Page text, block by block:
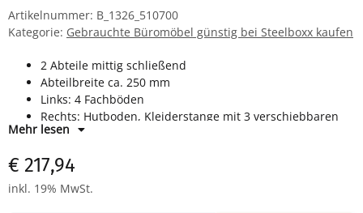
Artikelnummer: B_1326_510700
Kategorie: Gebrauchte Büromöbel günstig bei Steelboxx kaufen
2 Abteile mittig schließend
Abteilbreite ca. 250 mm
Links: 4 Fachböden
Rechts: Hutboden, Kleiderstange mit 3 verschiebbaren
Kleiderhaken
Maße: H 1800 x B 500 x T 500 mm
Farbe: RAL 7035 lichtgrau - pulverbeschichtet
Mehr lesen
€ 217,94
inkl. 19% MwSt.